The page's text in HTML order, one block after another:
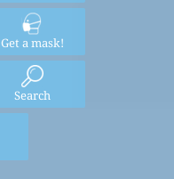
Get a mask!
Search